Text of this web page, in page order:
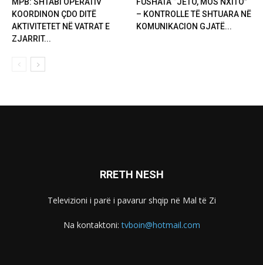
MPB: SHTABI OPERATIV
KOORDINON ÇDO DITË
AKTIVITETET NË VATRAT E
ZJARRIT...
FUSHATA “JETO, MOS NXITO”
– KONTROLLE TË SHTUARA NË
KOMUNIKACION GJATË...
RRETH NESH
Televizioni i parë i pavarur shqip në Mal të Zi
Na kontaktoni:tvboin@hotmail.com